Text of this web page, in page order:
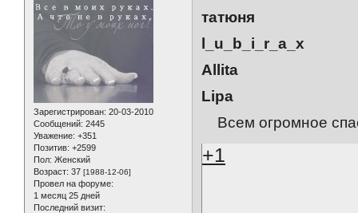
Зарегистрирован: 20-03-2010
Сообщений: 2445
Уважение: +351
Позитив: +2599
Пол: Женский
Возраст: 37 [1988-12-06]
Провел на форуме:
1 месяц 25 дней
Последний визит:
татюня
l_u_b_i_r_a_x
Allita
Lipa
Всем огромное
+1